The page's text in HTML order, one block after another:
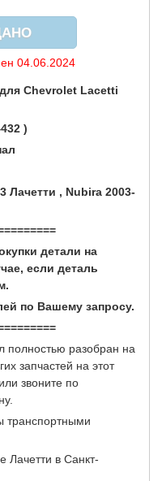
04.06.2024
Chevrolet Lacetti
)
Лачетти , Nubira 2003-
детали на
если деталь
по Вашему запросу.
полностью разобран на
запчастей на этот
звоните по
Лачетти в Санкт-